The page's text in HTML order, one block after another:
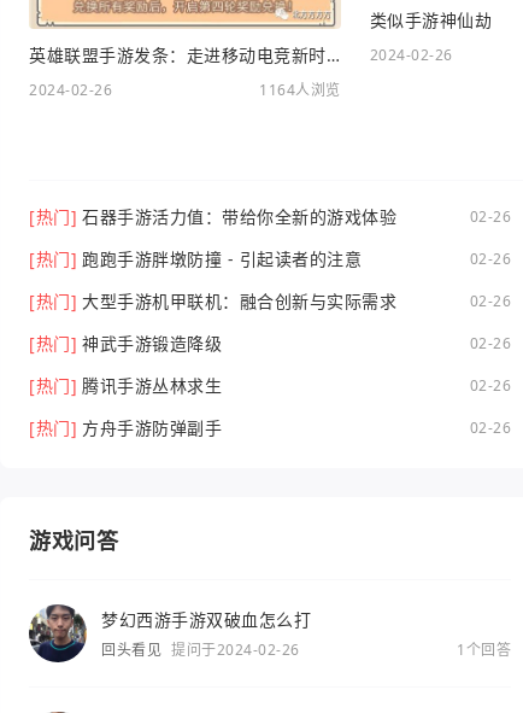
英雄联盟手游发条：走进移动电竞新时代
2024-02-26 1164人浏览
类似手游神仙劫
2024-02-26
[热门] 石器手游活力值：带给你全新的游戏体验 02-26
[热门] 跑跑手游胖墩防撞 - 引起读者的注意 02-26
[热门] 大型手游机甲联机：融合创新与实际需求 02-26
[热门] 神武手游锻造降级 02-26
[热门] 腾讯手游丛林求生 02-26
[热门] 方舟手游防弹副手 02-26
游戏问答
梦幻西游手游双破血怎么打
回头看见 提问于2024-02-26 1个回答